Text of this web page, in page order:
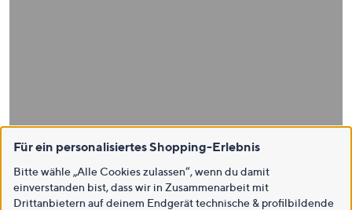
Für ein personalisiertes Shopping-Erlebnis
Bitte wähle „Alle Cookies zulassen“, wenn du damit
einverstanden bist, dass wir in Zusammenarbeit mit
Drittanbietern auf deinem Endgerät technische & profilbildende